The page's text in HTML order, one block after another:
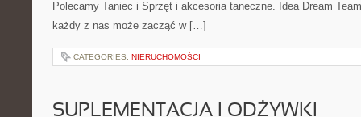
Polecamy Taniec i Sprzęt i akcesoria taneczne. Idea Dream
każdy z nas może zacząć w […]
CATEGORIES: NIERUCHOMOŚCI
SUPLEMENTACJA I ODŻYWKI